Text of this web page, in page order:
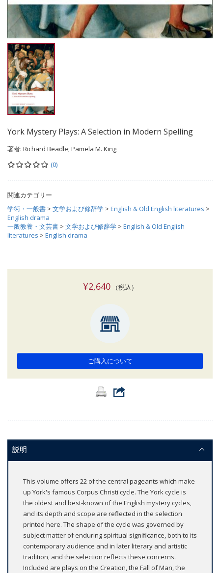
York Mystery Plays: A Selection in Modern Spelling
著者: Richard Beadle; Pamela M. King
(0)
関連カテゴリー
学術・一般書 > 文学および修辞学 > English & Old English literatures >
English drama
一般教養・文芸書 > 文学および修辞学 > English & Old English
literatures > English drama
¥2,640（税込）
ご購入について
説明
This volume offers 22 of the central pageants which make
up York's famous Corpus Christi cycle. The York cycle is
the oldest and best-known of the English mystery cycles,
and its depth and scope are reflected in the selection
printed here. The shape of the cycle was governed by
subject matter of enduring spiritual significance, both to its
contemporary audience and in later literary and artistic
tradition, and the selection reflects these concerns.
Included are plays on the Creation, the Fall of Man, the